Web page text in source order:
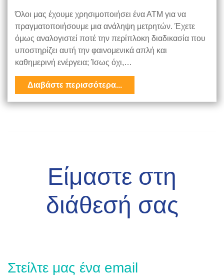
Όλοι μας έχουμε χρησιμοποιήσει ένα ΑΤΜ για να
πραγματοποιήσουμε μια ανάληψη μετρητών. Έχετε
όμως αναλογιστεί ποτέ την περίπλοκη διαδικασία που
υποστηρίζει αυτή την φαινομενικά απλή και
καθημερινή ενέργεια; Ίσως όχι,…
Διαβάστε περισσότερα...
Είμαστε στη
διάθεσή σας
Στείλτε μας ένα email